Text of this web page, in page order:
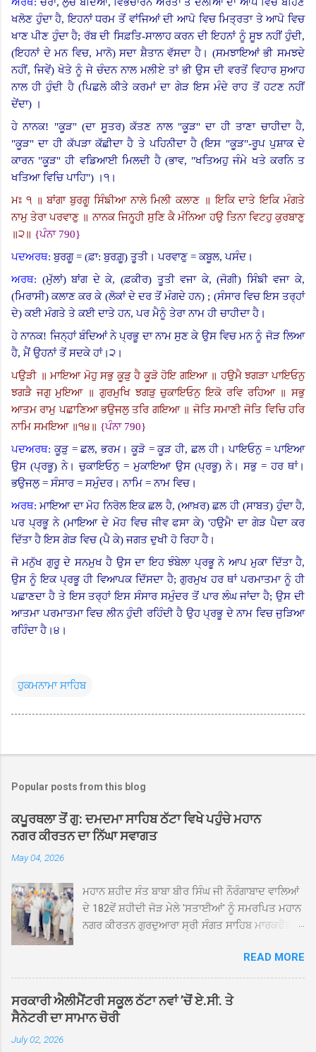
ਖਲੋਣ ਹੁੰਦਾ ਹੈ, ਇਹਨਾਂ ਧਰਮ ਤੋਂ ਵਾਂਜਿਆਂ ਦੀ ਆਪੋ ਵਿਚ ਮਿਤ੍ਰਤਾ ਤੇ ਆਪੋ ਵਿਚ
ਖਾਣ ਪੀਣ ਹੁੰਦਾ ਹੈ; ਰੱਬ ਦੀ ਸਿਫ਼ਤਿ-ਸਾਲਾਹ ਕਰਨ ਦੀ ਇਹਨਾਂ ਨੂੰ ਸੂਝ ਨਹੀਂ ਹੁੰਦੀ,
(ਇਹਨਾਂ ਦੇ ਮਨ ਵਿਚ, ਮਾਨੋ) ਸਦਾ ਸ਼ੈਤਾਨ ਵੱਸਦਾ ਹੈ। (ਸਮਝਾਇਆਂ ਭੀ ਸਮਝਦੇ
ਨਹੀਂ, ਜਿਵੇਂ)ਖੋਤੇ ਨੂੰ ਜੇ ਚੰਦਨ ਨਾਲ ਮਲੀਏ ਤਾਂ ਭੀ ਉਸ ਦੀ ਵਰਤੋਂ ਵਿਹਾਰ ਸੁਆਹ
ਨਾਲ ਹੀ ਹੁੰਦੀ ਹੈ (ਪਿਛਲੇ ਕੀਤੇ ਕਰਮਾਂ ਦਾ ਗੇੜ ਇਸ ਮੰਦੇ ਰਾਹ ਤੋਂ ਹਟਣ ਨਹੀਂ
ਦੇਂਦਾ) ।
ਹੇ ਨਾਨਕ! "ਕੂੜ" (ਦਾ ਸੂਤਰ) ਕੱਤਣ ਨਾਲ "ਕੂੜ"ਦਾ ਹੀ ਤਾਣਾ ਚਾਹੀਦਾ ਹੈ,
"ਕੂੜ"ਦਾ ਹੀ ਕੱਪੜਾ ਕੱਛੀਦਾ ਹੈ ਤੇ ਪਹਿਨੀਦਾ ਹੈ (ਇਸ "ਕੂੜ"-ਰੂਪ ਪੁਸ਼ਾਕ ਦੇ
ਕਾਰਨ "ਕੂੜ"ਹੀ ਵਡਿਆਈ ਮਿਲਦੀ ਹੈ (ਭਾਵ, "ਖਤਿਅਹੁ ਜੰਮੇ ਖਤੇ ਕਰਨਿ ਤ
ਖਤਿਆ ਵਿਚਿ ਪਾਹਿ") ।੧।
ਮਃ ੧ ॥ ਬਾਂਗਾ ਬੁਰਗੂ ਸਿੰਙੀਆ ਨਾਲੇ ਮਿਲੀ ਕਲਾਣ ॥ ਇਕਿ ਦਾਤੇ ਇਕਿ ਮੰਗਤੇ
ਨਾਮੁ ਤੇਰਾ ਪਰਵਾਣੁ ॥ ਨਾਨਕ ਜਿਨ੍ਹ੍ਹੀ ਸੁਣਿ ਕੈ ਮੰਨਿਆ ਹਉ ਤਿਨਾ ਵਿਟਹੁ ਕੁਰਬਾਣੁ
॥੨॥ {ਪੰਨਾ 790}
ਪਦਅਰਥ: ਬੁਰਗੂ= (ਫ਼ਾ: ਬੁਰਗ਼ੂ) ਤੂਤੀ। ਪਰਵਾਣੁ = ਕਬੂਲ, ਪਸੰਦ।
ਅਰਥ: (ਮੁੱਲਾਂ) ਬਾਂਗ ਦੇ ਕੇ, (ਫ਼ਕੀਰ) ਤੂਤੀ ਵਜਾ ਕੇ, (ਜੋਗੀ) ਸਿੰਙੀ ਵਜਾ ਕੇ,
(ਮਿਰਾਸੀ) ਕਲਾਣ ਕਰ ਕੇ (ਲੋਕਾਂ ਦੇ ਦਰ ਤੋਂ ਮੰਗਦੇ ਹਨ) ; (ਸੰਸਾਰ ਵਿਚ ਇਸ ਤਰ੍ਹਾਂ
ਦੇ) ਕਈ ਮੰਗਤੇ ਤੇ ਕਈ ਦਾਤੇ ਹਨ, ਪਰ ਮੈਨੂੰ ਤੇਰਾ ਨਾਮ ਹੀ ਚਾਹੀਦਾ ਹੈ।
ਹੇ ਨਾਨਕ! ਜਿਨ੍ਹਾਂ ਬੰਦਿਆਂ ਨੇ ਪ੍ਰਭੂ ਦਾ ਨਾਮ ਸੁਣ ਕੇ ਉਸ ਵਿਚ ਮਨ ਨੂੰ ਜੋੜ ਲਿਆ
ਹੈ, ਮੈਂ ਉਹਨਾਂ ਤੋਂ ਸਦਕੇ ਹਾਂ।੨।
ਪਉੜੀ ॥ ਮਾਇਆ ਮੋਹੁ ਸਭੁ ਕੂੜੁ ਹੈ ਕੂੜੋ ਹੋਇ ਗਇਆ ॥ ਹਉਮੈ ਝਗੜਾ ਪਾਇਓਨੁ
ਝਗੜੈ ਜਗੁ ਮੁਇਆ ॥ ਗੁਰਮੁਖਿ ਝਗੜੁ ਚੁਕਾਇਓਨੁ ਇਕੋ ਰਵਿ ਰਹਿਆ ॥ ਸਭੁ
ਆਤਮ ਰਾਮੁ ਪਛਾਣਿਆ ਭਉਜਲੁ ਤਰਿ ਗਇਆ ॥ ਜੋਤਿ ਸਮਾਣੀ ਜੋਤਿ ਵਿਚਿ ਹਰਿ
ਨਾਮਿ ਸਮਇਆ ॥੧੪॥ {ਪੰਨਾ 790}
ਪਦਅਰਥ: ਕੂੜੁ = ਛਲ,ਭਰਮ। ਕੂੜੋ = ਕੂੜ ਹੀ, ਛਲ ਹੀ। ਪਾਇਓਨੁ = ਪਾਇਆ
ਉਸ (ਪ੍ਰਭੂ)ਨੇ। ਚੁਕਾਇਓਨੁ = ਮੁਕਾਇਆ ਉਸ (ਪ੍ਰਭੂ) ਨੇ। ਸਭੁ = ਹਰ ਥਾਂ।
ਭਉਜਲੁ = ਸੰਸਾਰ = ਸਮੁੰਦਰ। ਨਾਮਿ = ਨਾਮ ਵਿਚ।
ਅਰਥ: ਮਾਇਆ ਦਾ ਮੋਹ ਨਿਰੋਲ ਇਕ ਛਲ ਹੈ, (ਆਖ਼ਰ) ਛਲ ਹੀ (ਸਾਬਤ) ਹੁੰਦਾ ਹੈ,
ਪਰ ਪ੍ਰਭੂ ਨੇ (ਮਾਇਆ ਦੇ ਮੋਹ ਵਿਚ ਜੀਵ ਫਸਾ ਕੇ) 'ਹਉਮੈ'ਦਾ ਗੇੜ ਪੈਦਾ ਕਰ
ਦਿੱਤਾ ਹੈ ਇਸ ਗੇੜ ਵਿਚ (ਪੈ ਕੇ) ਜਗਤ ਦੁਖੀ ਹੋ ਰਿਹਾ ਹੈ।
ਜੋ ਮਨੁੱਖ ਗੁਰੂ ਦੇ ਸਨਮੁਖ ਹੈ ਉਸ ਦਾ ਇਹ ਝੰਬੇਲਾ ਪ੍ਰਭੂ ਨੇ ਆਪ ਮੁਕਾ ਦਿੱਤਾ ਹੈ,
ਉਸ ਨੂੰ ਇਕ ਪ੍ਰਭੂ ਹੀ ਵਿਆਪਕ ਦਿੱਸਦਾ ਹੈ; ਗੁਰਮੁਖ ਹਰ ਥਾਂ ਪਰਮਾਤਮਾ ਨੂੰ ਹੀ
ਪਛਾਣਦਾ ਹੈ ਤੇ ਇਸ ਤਰ੍ਹਾਂ ਇਸ ਸੰਸਾਰ ਸਮੁੰਦਰ ਤੋਂ ਪਾਰ ਲੰਘ ਜਾਂਦਾ ਹੈ;ਉਸ ਦੀ
ਆਤਮਾ ਪਰਮਾਤਮਾ ਵਿਚ ਲੀਨ ਹੁੰਦੀ ਰਹਿੰਦੀ ਹੈ ਉਹ ਪ੍ਰਭੂ ਦੇ ਨਾਮ ਵਿਚ ਜੁੜਿਆ
ਰਹਿੰਦਾ ਹੈ।੪।
ਹੁਕਮਨਾਮਾ ਸਾਹਿਬ
Popular posts from this blog
ਕਪੂਰਥਲਾ ਤੋਂ ਗੁ: ਦਮਦਮਾ ਸਾਹਿਬ ਠੱਟਾ ਵਿਖੇ ਪਹੁੰਚੇ ਮਹਾਨ
ਨਗਰ ਕੀਰਤਨ ਦਾ ਨਿੱਘਾ ਸਵਾਗਤ
May 04, 2026
ਮਹਾਨ ਸ਼ਹੀਦ ਸੰਤ ਬਾਬਾ ਬੀਰ ਸਿੰਘ ਜੀ ਨੌਰੰਗਾਬਾਦ ਵਾਲਿਆਂ
ਦੇ 182ਵੇਂ ਸ਼ਹੀਦੀ ਜੋੜ ਮੇਲੇ 'ਸਤਾਈਆਂ' ਨੂੰ ਸਮਰਪਿਤ ਮਹਾਨ
ਨਗਰ ਕੀਰਤਨ ਗੁਰਦੁਆਰਾ ਸ੍ਰੀ ਸੰਗਤ ਸਾਹਿਬ ਮਾਰਕਫੈੱਡ
ਸਰਪ੍ਰਸਤੀ ਹੇਠ, ਪੰਜ ਪਿਆਰਿਆਂ ਦੀ ਅਗਵਾਈ ਵਿੱਚ
ਮਹੱਲਾ ਸੰਤਪੁਰਾ ਤੋਂ ਪ੍ਰਾਰੰਭ ਹੋ ਕੇ ਪਿੰਡ ਭਗਤਪੁਰ,
ਭਗਵਾਨਪੁਰ, ਝੁੱਗੀਆਂ ਗੁਲਾਮ, ਮਜਾਦਪੁਰ, ਕੁੱਲੀਆਂ, ਰੱਤਾ ਨੌ
ਅਬਾਦ, ਕੋਲੀਆਂਵਾਲ, ਅੱਡਾ ਸਾਬੂਵਾਲ, ਦਰੀਏਵਾਲ,
READ MORE
ਸਰਕਾਰੀ ਐਲੀਮੈਂਟਰੀ ਸਕੂਲ ਠੱਟਾ ਨਵਾਂ ’ਚੋਂ ਏ.ਸੀ. ਤੇ
ਸੈਨੇਟਰੀ ਦਾ ਸਾਮਾਨ ਚੋਰੀ
July 02, 2026